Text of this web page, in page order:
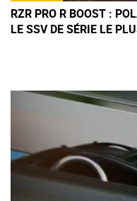
RZR PRO R BOOST :
LE SSV DE SÉRIE LE